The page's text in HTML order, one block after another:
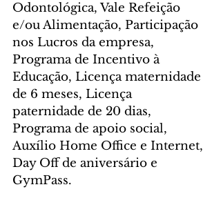
Odontológica, Vale Refeição
e/ou Alimentação, Participação
nos Lucros da empresa,
Programa de Incentivo à
Educação, Licença maternidade
de 6 meses, Licença
paternidade de 20 dias,
Programa de apoio social,
Auxílio Home Office e Internet,
Day Off de aniversário e
GymPass.